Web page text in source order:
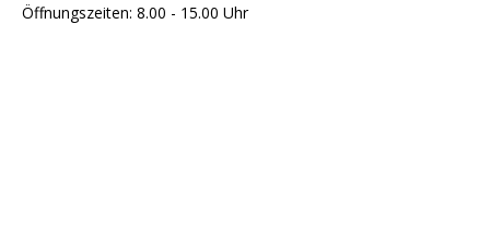
Öffnungszeiten: 8.00 - 15.00 Uhr